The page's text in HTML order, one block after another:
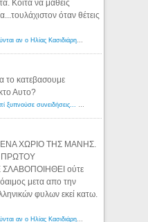
Κοίτα να μάθεις
όταν θέτεις
Αμερικανοί ρατσιστές αναρωτιούνται αν ο Ηλίας Κασιδιάρης ανήκει στη λευκή φυλή... - Λόγιος Ερμής
το κατεβασουμε
Αυτο?
Ένα βιβλίο που πολεμήθηκε γιατί ξυπνούσε συνειδήσεις... - Λόγιος Ερμής | Η γνώση ξεκινάει με την αναζήτηση...
ΕΝΑ ΧΩΡΙΟ ΤΗΣ ΜΑΝΗΣ.
ούτε
μετα απο την
φυλων εκεί κατω.
Αμερικανοί ρατσιστές αναρωτιούνται αν ο Ηλίας Κασιδιάρης ανήκει στη λευκή φυλή... - Λόγιος Ερμής